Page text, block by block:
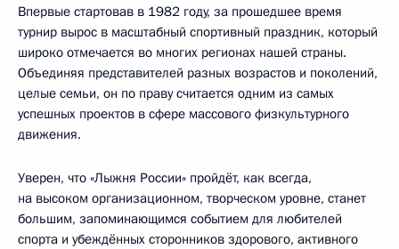
Впервые стартовав в 1982 году, за прошедшее время
турнир вырос в масштабный спортивный праздник, который
широко отмечается во многих регионах нашей страны.
Объединяя представителей разных возрастов и поколений,
целые семьи, он по праву считается одним из самых
успешных проектов в сфере массового физкультурного
движения.
Уверен, что «Лыжня России» пройдёт, как всегда,
на высоком организационном, творческом уровне, станет
большим, запоминающимся событием для любителей
спорта и убеждённых сторонников здорового, активного